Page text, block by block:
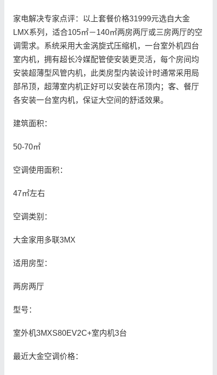
家电解决专家点评：以上套餐价格31999元选自大金
LMX系列，适合105㎡－140㎡两房两厅或三房两厅的空
调需求。系统采用大金涡旋式压缩机，一台室外机四台
室内机，拥有超长冷媒配管使安装更灵活，每个房间均
安装超薄型风管内机，此类房型内装设计时通常采用局
部吊顶，超薄室内机正好可以安装在吊顶内；客、餐厅
各安装一台室内机，保证大空间的舒适效果。
建筑面积：
50-70㎡
空调使用面积：
47㎡左右
空调类别：
大金家用多联3MX
适用房型：
两房两厅
型号：
室外机3MXS80EV2C+室内机3台
最近大金空调价格：